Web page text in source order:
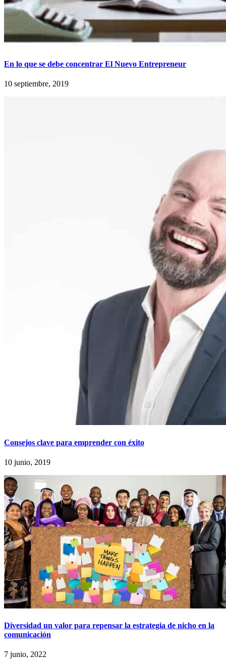
En lo que se debe concentrar El Nuevo Entrepreneur
10 septiembre, 2019
Consejos clave para emprender con éxito
10 junio, 2019
Diversidad un valor para repensar la estrategia de nicho en la
comunicación
7 junio, 2022